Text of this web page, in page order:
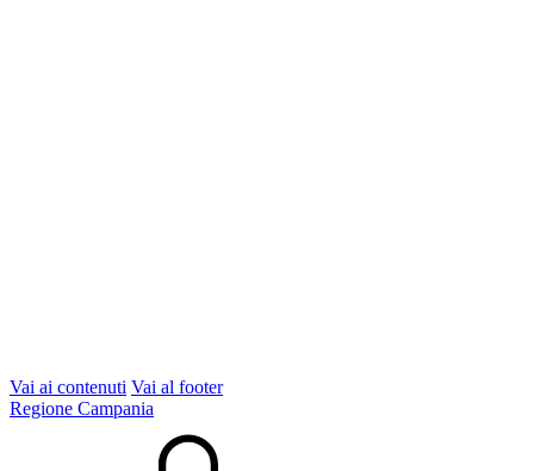
Vai ai contenuti Vai al footer
Regione Campania